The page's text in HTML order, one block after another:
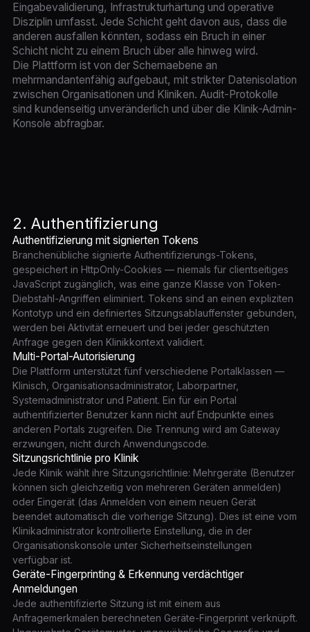
Eingabevalidierung, Infrastrukturhärtung und operative
Disziplin umfasst. Jede Schicht geht davon aus, dass die
anderen ausfallen könnten, sodass ein Bruch in einer
Schicht nicht zu einem Bruch über alle hinweg wird.
Die Plattform ist von der Schemaebene an
mehrmandantenfähig aufgebaut, mit strikter Datenisolation
zwischen Organisationen und Kliniken. Audit-Protokolle
sind kundenseitig unveränderlich und über die Klinik-Admin-
Konsole abfragbar.
2. Authentifizierung
Authentifizierung mit signierten Tokens
Branchenübliche signierte Authentifizierungs-Tokens,
gespeichert in HttpOnly-Cookies — niemals für clientseitiges
JavaScript zugänglich, was eine ganze Klasse von Token-
Diebstahl-Angriffen eliminiert. Tokens sind an einen expliziten
Kontotyp und ein definiertes Sitzungsablauffenster gebunden,
werden bei Aktivität erneuert und bei jeder geschützten
Anfrage gegen den Klinikkontext validiert.
Multi-Portal-Autorisierung
Die Plattform unterstützt fünf verschiedene Portalklassen —
Klinisch, Organisationsadministrator, Laborpartner,
Systemadministrator und Patient. Ein für ein Portal
authentifizierter Benutzer kann nicht auf Endpunkte eines
anderen Portals zugreifen. Die Trennung wird am Gateway
erzwungen, nicht durch Anwendungscode.
Sitzungsrichtlinie pro Klinik
Jede Klinik wählt ihre Sitzungsrichtlinie: Mehrgeräte (Benutzer
können sich gleichzeitig von mehreren Geräten anmelden)
oder Eingerät (das Anmelden von einem neuen Gerät
beendet automatisch die vorherige Sitzung). Dies ist eine vom
Klinikadministrator kontrollierte Einstellung, die in der
Organisationskonsole unter Sicherheitseinstellungen
verfügbar ist.
Geräte-Fingerprinting & Erkennung verdächtiger
Anmeldungen
Jede authentifizierte Sitzung ist mit einem aus
Anfragemerkmalen berechneten Geräte-Fingerprint verknüpft.